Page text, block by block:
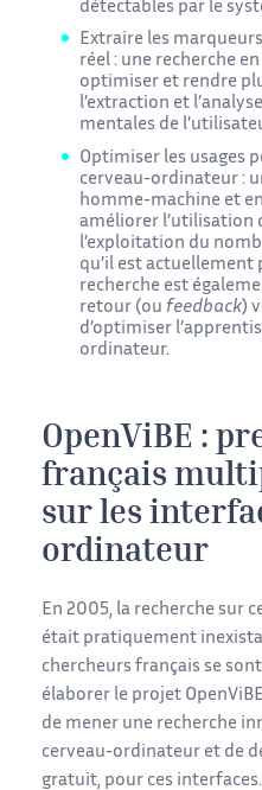
détectables par le
Extraire les
réel : une recherche
optimiser et rendre
l’extraction et
mentales de
Optimiser les usages
cerveau-ordinateur :
homme-machine et
améliorer l’utilisation
l’exploitation du
qu’il est actuellement
recherche est
retour (ou feedback)
d’optimiser
ordinateur.
OpenViBE :
français
sur les
ordinateur
En 2005, la recherche sur
était pratiquement
chercheurs français se
élaborer le projet
de mener une recherche
cerveau-ordinateur et de
gratuit, pour ces